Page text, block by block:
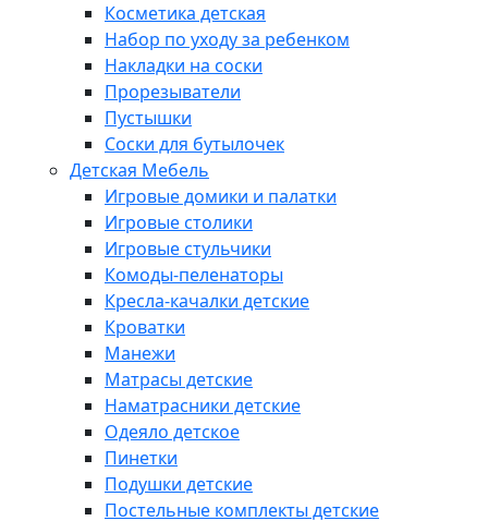
Косметика детская
Набор по уходу за ребенком
Накладки на соски
Прорезыватели
Пустышки
Соски для бутылочек
Детская Мебель
Игровые домики и палатки
Игровые столики
Игровые стульчики
Комоды-пеленаторы
Кресла-качалки детские
Кроватки
Манежи
Матрасы детские
Наматрасники детские
Одеяло детское
Пинетки
Подушки детские
Постельные комплекты детские